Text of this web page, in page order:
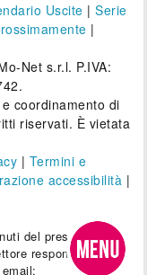
Uscite |Serie
|
Net s.r.l. P.IVA:
coordinamento di
riservati. È vietata
| Termini e
accessibilità |
del presente sito
responsabile.